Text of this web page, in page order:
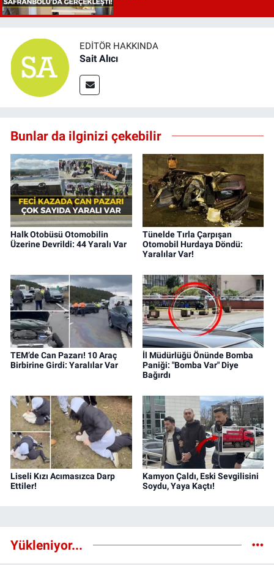
EDITÖR HAKKINDA
Sait Alıcı
Bunlar da ilginizi çekebilir
Halk Otobüsü Otomobilin
Üzerine Devrildi: 44 Yaralı Var
Tünelde Tırla Çarpışan
Otomobil Hurdaya Döndü:
Yaralılar Var!
TEM’de Can Pazarı! 10 Araç
Birbirine Girdi: Yaralılar Var
İl Müdürlüğü Önünde Bomba
Paniği: "Bomba Var" Diye
Bağırdı
Liseli Kızı Acımasızca Darp
Ettiler!
Kamyon Çaldı, Eski Sevgilisini
Soydu, Yaya Kaçtı!
Yükleniyor...